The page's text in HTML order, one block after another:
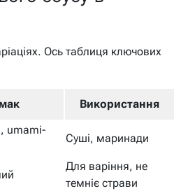
Ось таблиця ключових
Використання
umami-
Суші, маринади
Для варіння, не
темніє страви